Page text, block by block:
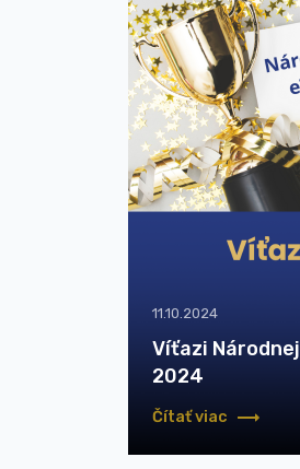
11.10.2024
Víťazi
2024
Čítať viac